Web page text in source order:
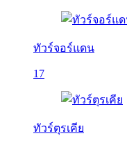
ทัวร์จอร์แดน
17
ทัวร์ตุรเคีย